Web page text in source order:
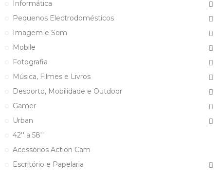
Informática
Pequenos Electrodomésticos
Imagem e Som
Mobile
Fotografia
Música, Filmes e Livros
Desporto, Mobilidade e Outdoor
Gamer
Urban
42'' a 58''
Acessórios Action Cam
Escritório e Papelaria